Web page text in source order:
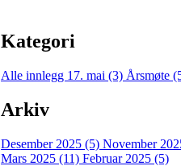
Kategori
Alle innlegg 17. mai (3) Årsmøte
Arkiv
Desember 2025 (5) November
Mars 2025 (11) Februar 2025 (5)